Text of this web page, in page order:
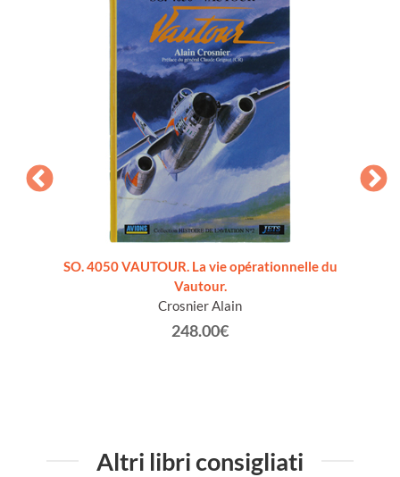
SO. 4050 VAUTOUR. La vie opérationnelle du
Vautour.
Crosnier Alain
248.00€
Altri libri consigliati